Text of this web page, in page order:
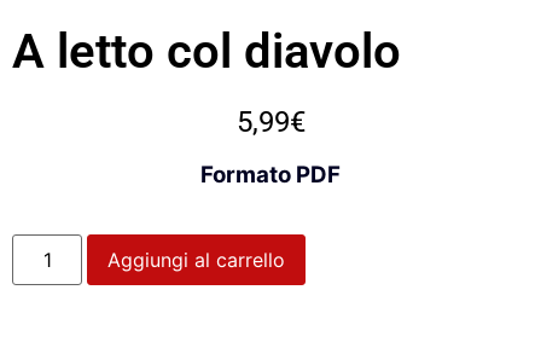
A letto col diavolo
5,99€
Formato PDF
Aggiungi al carrello